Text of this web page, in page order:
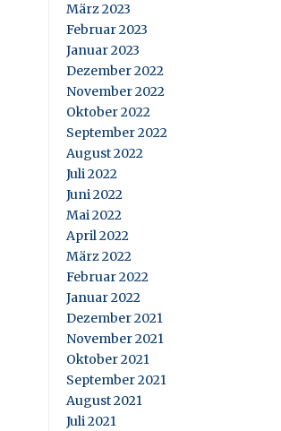
März 2023
Februar 2023
Januar 2023
Dezember 2022
November 2022
Oktober 2022
September 2022
August 2022
Juli 2022
Juni 2022
Mai 2022
April 2022
März 2022
Februar 2022
Januar 2022
Dezember 2021
November 2021
Oktober 2021
September 2021
August 2021
Juli 2021